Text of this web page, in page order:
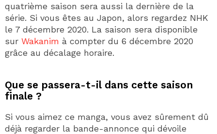
quatrième saison sera aussi la dernière de la
série. Si vous êtes au Japon, alors regardez NHK
le 7 décembre 2020. La saison sera disponible
sur Wakanim à compter du 6 décembre 2020
grâce au décalage horaire.
Que se passera-t-il dans cette saison
finale ?
Si vous aimez ce manga, vous avez sûrement dû
déjà regarder la bande-annonce qui dévoile